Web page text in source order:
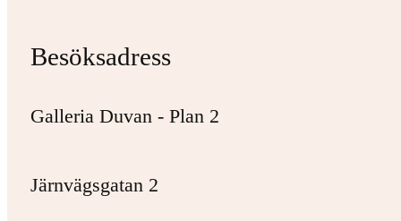
Besöksadress
Galleria Duvan - Plan 2
Järnvägsgatan 2